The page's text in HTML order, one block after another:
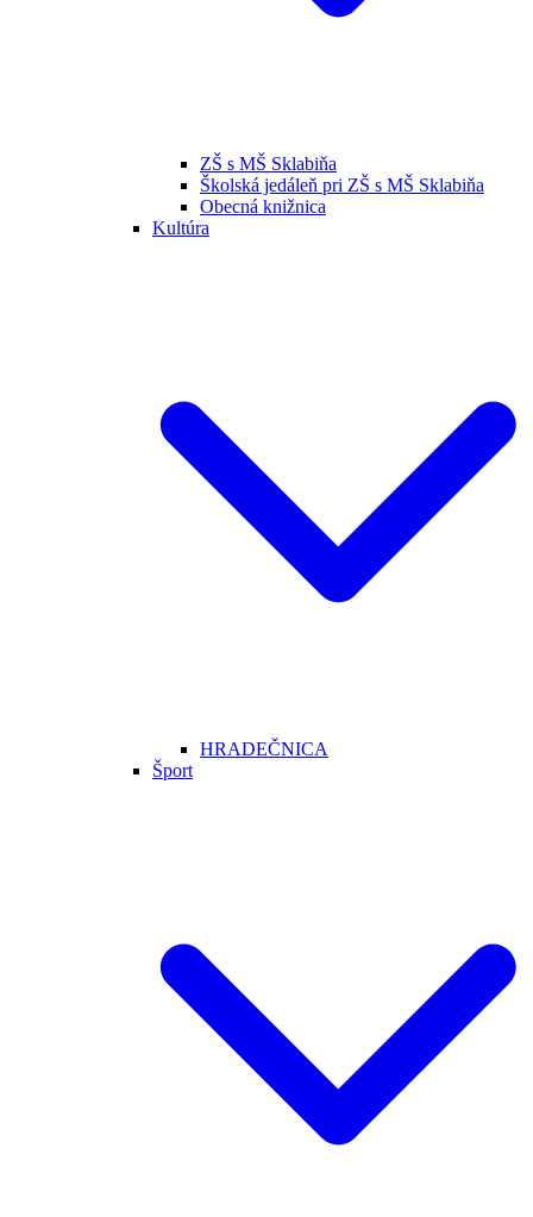
ZŠ s MŠ Sklabiňa
Školská jedáleň pri ZŠ s MŠ Sklabiňa
Obecná knižnica
Kultúra
HRADEČNICA
Šport